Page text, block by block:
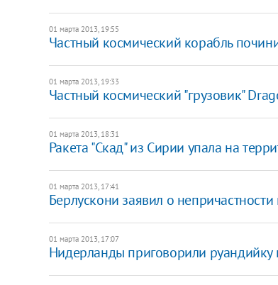
01 марта 2013, 19:55
Частный космический корабль
01 марта 2013, 19:33
Частный космический "грузовик"
01 марта 2013, 18:31
Ракета "Скад" из Сирии упала на
01 марта 2013, 17:41
Берлускони заявил о
01 марта 2013, 17:07
Нидерланды приговорили руандийку